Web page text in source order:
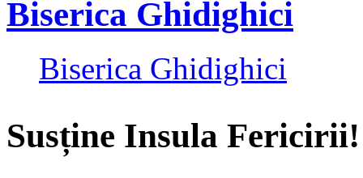
Biserica Ghidighici
Biserica Ghidighici
Susține Insula Fericirii!